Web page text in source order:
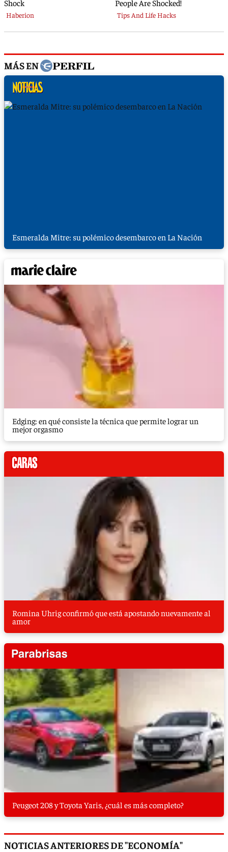
MÁS EN
Esmeralda Mitre: su polémico desembarco en La Nación
Edging: en qué consiste la técnica que permite lograr un
mejor orgasmo
Romina Uhrig confirmó que está apostando nuevamente al
amor
Peugeot 208 y Toyota Yaris, ¿cuál es más completo?
NOTICIAS ANTERIORES DE "ECONOMÍA"